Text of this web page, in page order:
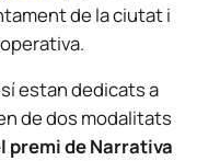
de la ciutat i
estan dedicats a
de dos modalitats
premi de Narrativa